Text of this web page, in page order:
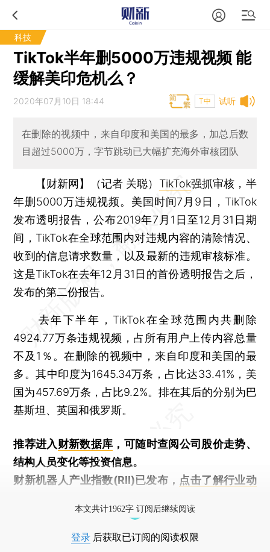
科技
TikTok半年删5000万违规视频 能
缓解美印危机么？
试听
2020年07月10日 18:44 T中
在删除的视频中，来自印度和美国的最多，加总后数
目超过5000万，字节跳动已大幅扩充海外审核团队
【财新网】（记者 关聪） TikTok强抓审核，半
年删5000万违规视频。美国时间7月9日，TikTok
发布透明报告，公布2019年7月1日至12月31日期
间，TikTok在全球范围内对违规内容的清除情况、
收到的信息请求数量，以及最新的违规审核标准。
这是TikTok在去年12月31日的首份透明报告之后，
发布的第二份报告。
去年下半年，TikTok在全球范围内共删除
4924.77万条违规视频，占所有用户上传内容总量
不及1％。在删除的视频中，来自印度和美国的最
多。其中印度为1645.34万条，占比达33.41%，美
国为457.69万条，占比9.2%。排在其后的分别为巴
基斯坦、英国和俄罗斯。
推荐进入财新数据库 ，可随时查阅公司股价走势、
结构人员变化等投资信息。
财新机器人产业指数(RII)已发布， 点击了解行业动
本文共计1962字 订阅后继续阅读
登录 后获取已订阅的阅读权限